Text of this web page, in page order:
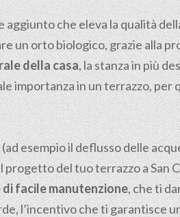
che eleva la qualità
un orto biologico, grazie alla
della casa, la stanza in più
importanza in un terrazzo, per
esempio il deflusso delle
del tuo terrazzo a San
facile manutenzione, che ti
l’incentivo che ti garantisce